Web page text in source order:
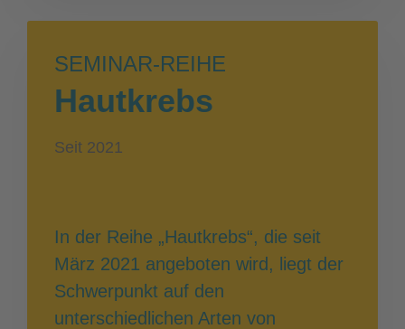
SEMINAR-REIHE
Hautkrebs
Seit 2021
In der Reihe „Hautkrebs“, die seit
März 2021 angeboten wird, liegt der
Schwerpunkt auf den
unterschiedlichen Arten von